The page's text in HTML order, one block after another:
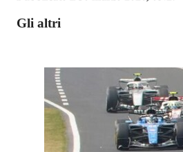
Gli altri